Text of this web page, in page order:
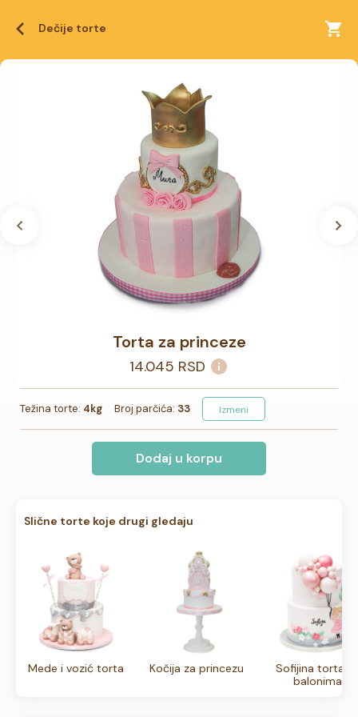
Dečije torte
Torta za princeze
14.045 RSD
Težina torte: 4kg Broj parčića: 33 Izmeni
Dodaj u korpu
Slične torte koje drugi gledaju
Mede i vozić torta Kočija za princezu
Sofijina torta
balonima